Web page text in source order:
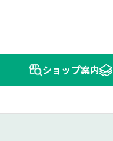
ショップ案内